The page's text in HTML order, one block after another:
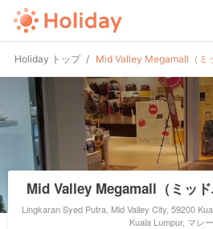
Holiday トップ Mid Valley Megamall（ミ
Mid Valley Megamall（ミッド
Lingkaran Syed Putra, Mid Valley City, 59200
Kuala Lumpur, マレ